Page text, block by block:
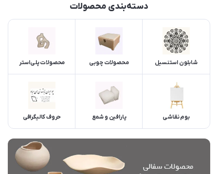
دسته‌بندی محصولات
شابلون استنسیل محصولات چوبی محصولات پلی‌استر
بوم نقاشی پارافین و شمع حروف کالیگرافی